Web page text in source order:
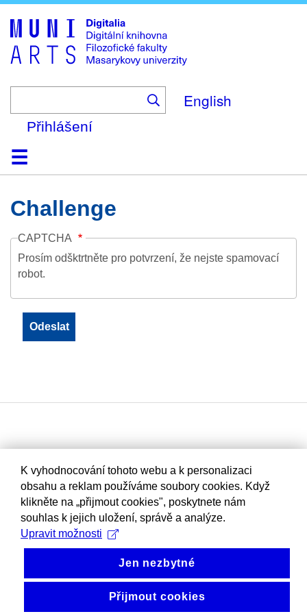
to
main
content
English
Přihlášení
DomůKolekce
Prohlížení
Vyhledávání
O platformě
Nápověda
KontaktDigitalia
Challenge
CAPTCHA
Prosím odšktrtněte pro potvrzení, že nejste spamovací
robot.
K vyhodnocování tohoto webu a k personalizaci
obsahu a reklam používáme soubory cookies. Když
klikněte na „přijmout cookies", poskytnete nám
souhlas k jejich uložení, správě a analýze.
Upravit možnosti
Jen nezbytné
Přijmout cookies